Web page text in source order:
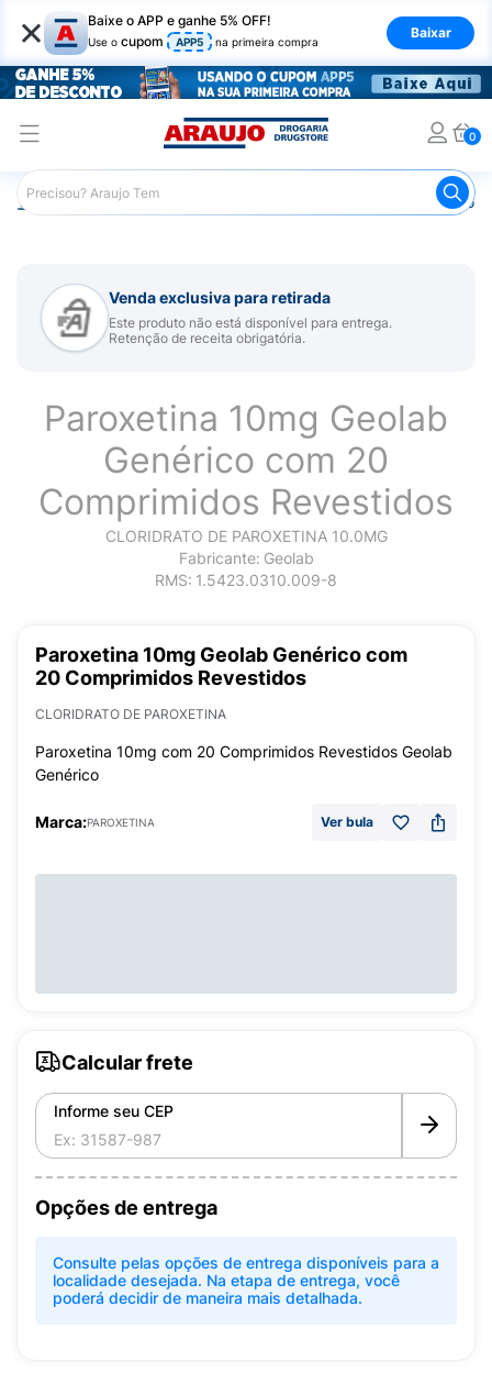
× Baixe o APP e ganhe 5% OFF!
Use o cupom APP5 na primeira compra
Baixar
0
Araujo Medicamentos Remédio para Sistema Nervoso
Venda exclusiva para retirada
Este produto não está disponível para entrega.
Retenção de receita obrigatória.
Paroxetina 10mg Geolab
Genérico com 20
Comprimidos Revestidos
CLORIDRATO DE PAROXETINA 10.0MG
Fabricante: Geolab
RMS: 1.5423.0310.009-8
Paroxetina 10mg Geolab Genérico com
20 Comprimidos Revestidos
CLORIDRATO DE PAROXETINA
Paroxetina 10mg com 20 Comprimidos Revestidos Geolab
Genérico
Marca:PAROXETINA Ver bula
Calcular frete
Informe seu CEP
Opções de entrega
Consulte pelas opções de entrega disponíveis para a
localidade desejada. Na etapa de entrega, você
poderá decidir de maneira mais detalhada.